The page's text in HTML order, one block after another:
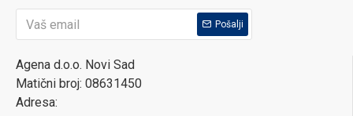
Pošalji
Agena d.o.o. Novi Sad
Matični broj: 08631450
Adresa: